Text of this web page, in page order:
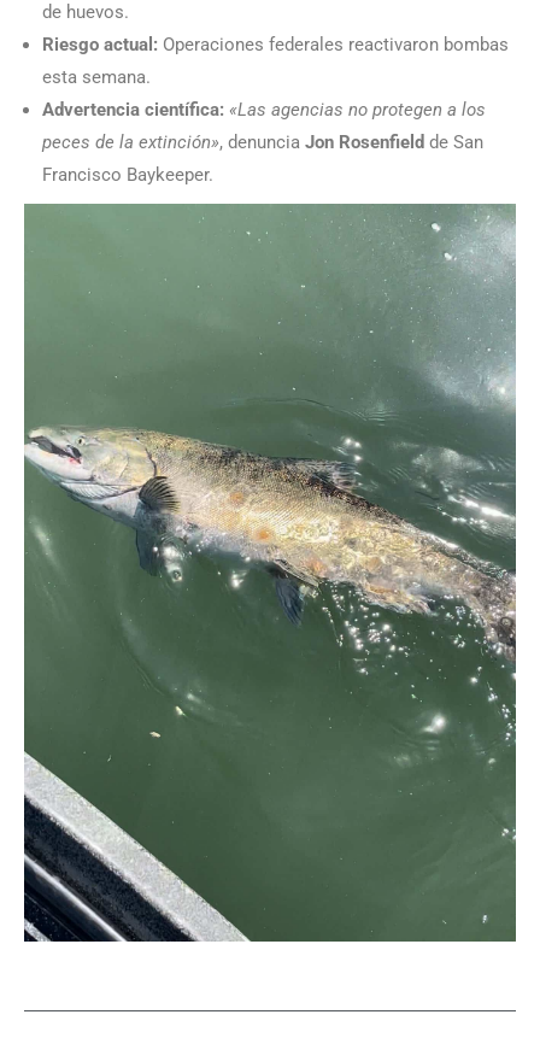
de huevos.
Riesgo actual: Operaciones federales reactivaron bombas
esta semana.
Advertencia científica: «Las agencias no protegen a los
peces de la extinción», denuncia Jon Rosenfield de San
Francisco Baykeeper.